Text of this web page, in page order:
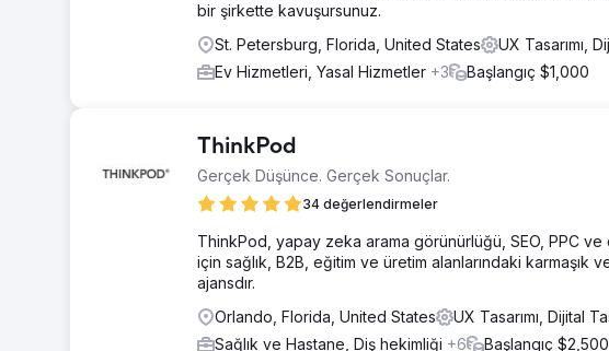
bir şirkette kavuşursunuz.
St. Petersburg, Florida, United States
UX Tasarımı,
Ev Hizmetleri, Yasal Hizmetler +3 Başlangıç $1,000
ThinkPod
Gerçek Düşünce. Gerçek Sonuçlar.
34 değerlendirmeler
ThinkPod, yapay zeka arama görünürlüğü, SEO, PPC ve
için sağlık, B2B, eğitim ve üretim alanlarındaki
ajansdır.
Orlando, Florida, United States
UX Tasarımı, Dijital
Sağlık ve Hastane, Diş hekimliği +6 Başlangıç $2,500